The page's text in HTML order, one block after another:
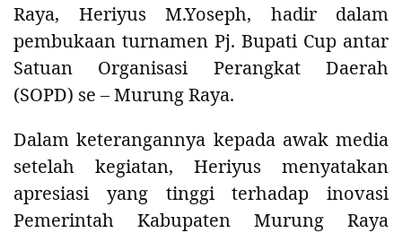
Raya, Heriyus M.Yoseph, hadir dalam
pembukaan turnamen Pj. Bupati Cup antar
Satuan Organisasi Perangkat Daerah
(SOPD) se – Murung Raya.
Dalam keterangannya kepada awak media
setelah kegiatan, Heriyus menyatakan
apresiasi yang tinggi terhadap inovasi
Pemerintah Kabupaten Murung Raya